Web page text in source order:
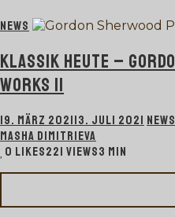
NEWS
KLASSIK HEUTE –
WORKS II
19. MÄRZ 202113. JULI 2021 NEWS
MASHA DIMITRIEVA
0 LIKES221 VIEWS3 MIN